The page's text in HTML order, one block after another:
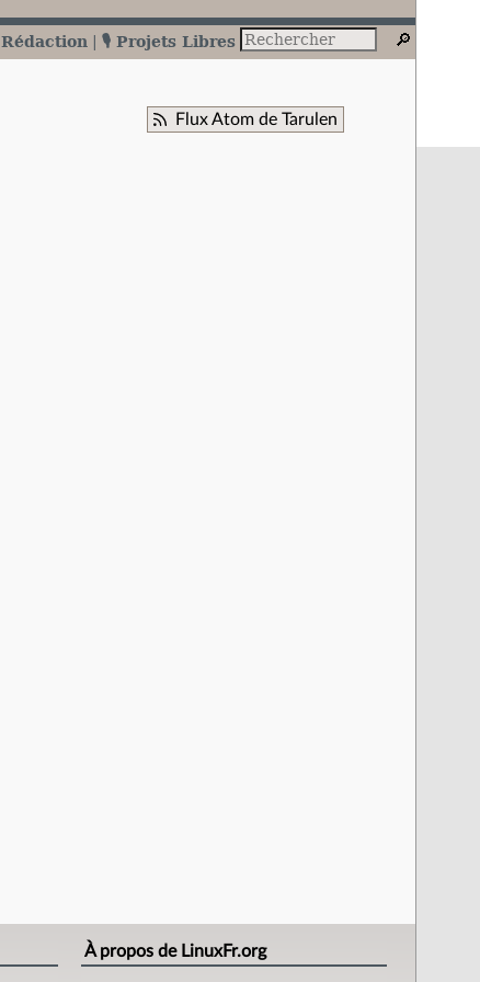
Rédaction 🎙️ Projets Libres
Flux Atom de Tarulen
À propos de LinuxFr.org